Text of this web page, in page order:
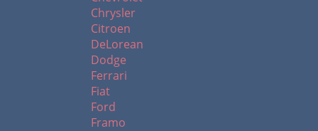
Chrysler
Citroen
DeLorean
Dodge
Ferrari
Fiat
Ford
Framo